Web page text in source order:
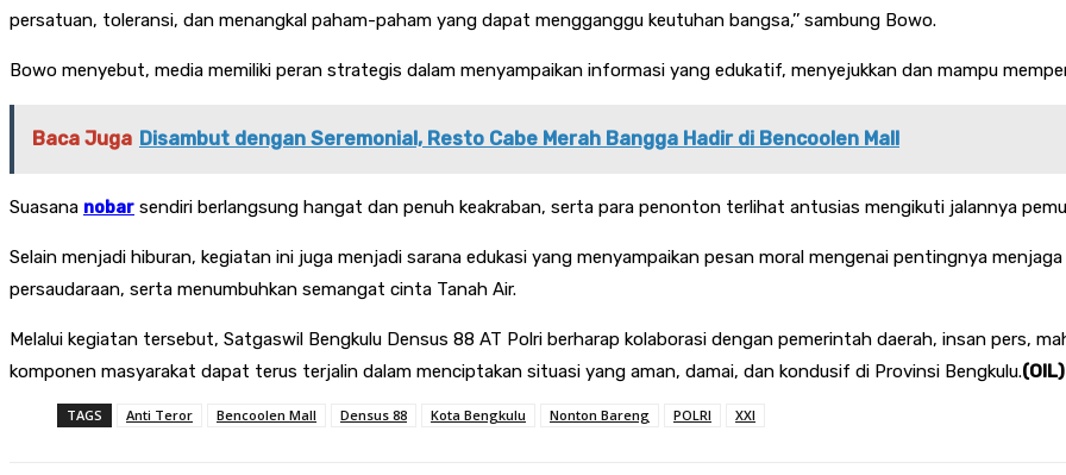
persatuan, toleransi, dan menangkal paham-paham yang dapat mengganggu keutuhan bangsa,’’ sambung Bowo.
Bowo menyebut, media memiliki peran strategis dalam menyampaikan informasi yang edukatif, menyejukkan dan mampu
Baca Juga Disambut dengan Seremonial, Resto Cabe Merah Bangga Hadir di Bencoolen Mall
Suasana nobar sendiri berlangsung hangat dan penuh keakraban, serta para penonton terlihat antusias mengikuti jalannya
Selain menjadi hiburan, kegiatan ini juga menjadi sarana edukasi yang menyampaikan pesan moral mengenai pentingnya
persaudaraan, serta menumbuhkan semangat cinta Tanah Air.
Melalui kegiatan tersebut, Satgaswil Bengkulu Densus 88 AT Polri berharap kolaborasi dengan pemerintah daerah, insan pers,
komponen masyarakat dapat terus terjalin dalam menciptakan situasi yang aman, damai, dan kondusif di Provinsi Bengkulu.(OIL)
TAGS Anti Teror Bencoolen Mall Densus 88 Kota Bengkulu Nonton Bareng POLRI XXI